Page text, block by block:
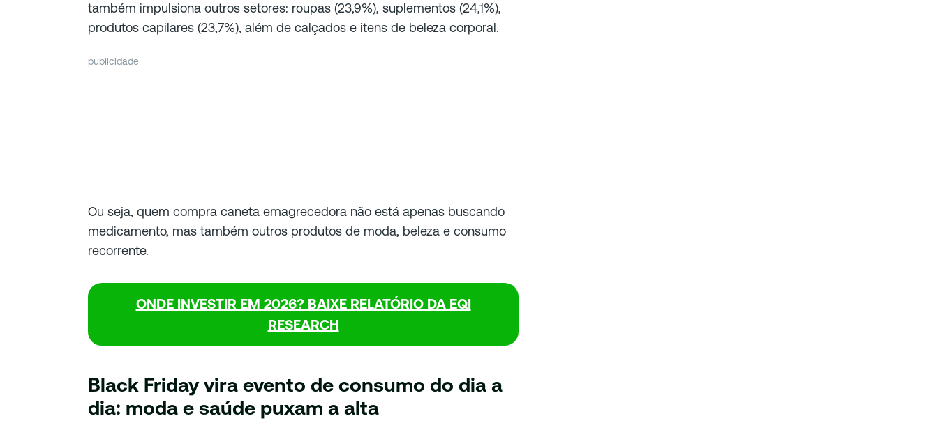
também impulsiona outros setores: roupas (23,9%), suplementos (24,1%),
produtos capilares (23,7%), além de calçados e itens de beleza corporal.
publicidade
Ou seja, quem compra caneta emagrecedora não está apenas buscando
medicamento, mas também outros produtos de moda, beleza e consumo
recorrente.
ONDE INVESTIR EM 2026? BAIXE RELATÓRIO DA EQI
RESEARCH
Black Friday vira evento de consumo do dia a
dia: moda e saúde puxam a alta